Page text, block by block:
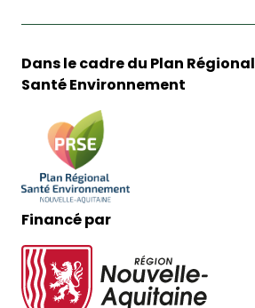
Dans le cadre du Plan Régional
Santé Environnement
Financé par